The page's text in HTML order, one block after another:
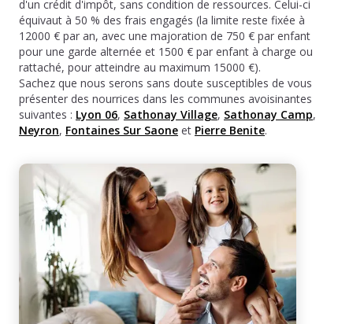
d'un crédit d'impôt, sans condition de ressources. Celui-ci
équivaut à 50 % des frais engagés (la limite reste fixée à
12000 € par an, avec une majoration de 750 € par enfant
pour une garde alternée et 1500 € par enfant à charge ou
rattaché, pour atteindre au maximum 15000 €).
Sachez que nous serons sans doute susceptibles de vous
présenter des nourrices dans les communes avoisinantes
suivantes : Lyon 06, Sathonay Village, Sathonay Camp,
Neyron, Fontaines Sur Saone et Pierre Benite.